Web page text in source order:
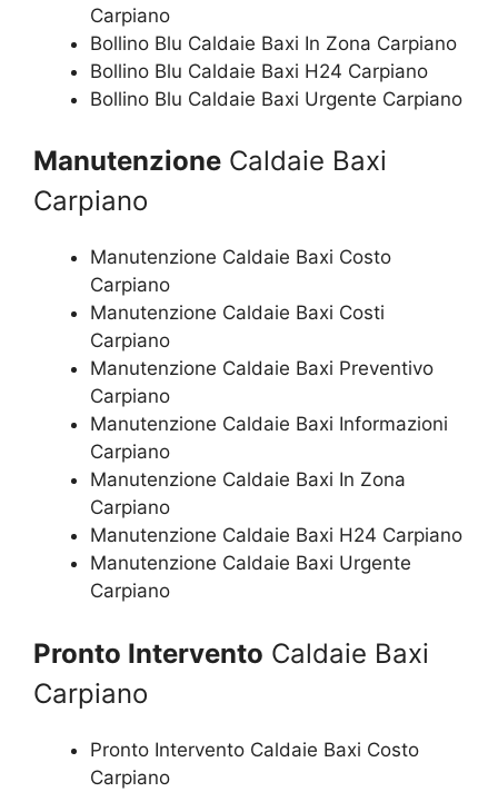
Carpiano
Bollino Blu Caldaie Baxi In Zona Carpiano
Bollino Blu Caldaie Baxi H24 Carpiano
Bollino Blu Caldaie Baxi Urgente Carpiano
Manutenzione Caldaie Baxi
Carpiano
Manutenzione Caldaie Baxi Costo
Carpiano
Manutenzione Caldaie Baxi Costi
Carpiano
Manutenzione Caldaie Baxi Preventivo
Carpiano
Manutenzione Caldaie Baxi Informazioni
Carpiano
Manutenzione Caldaie Baxi In Zona
Carpiano
Manutenzione Caldaie Baxi H24 Carpiano
Manutenzione Caldaie Baxi Urgente
Carpiano
Pronto Intervento Caldaie Baxi
Carpiano
Pronto Intervento Caldaie Baxi Costo
Carpiano